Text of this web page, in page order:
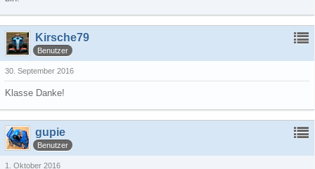
Kirsche79
Benutzer
30. September 2016
Klasse Danke!
gupie
Benutzer
1. Oktober 2016